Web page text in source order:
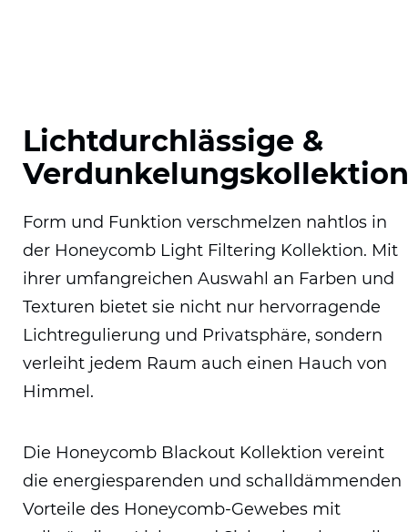
Lichtdurchlässige &
Verdunkelungskollektion
Form und Funktion verschmelzen nahtlos in
der Honeycomb Light Filtering Kollektion. Mit
ihrer umfangreichen Auswahl an Farben und
Texturen bietet sie nicht nur hervorragende
Lichtregulierung und Privatsphäre, sondern
verleiht jedem Raum auch einen Hauch von
Himmel.
Die Honeycomb Blackout Kollektion vereint
die energiesparenden und schalldämmenden
Vorteile des Honeycomb-Gewebes mit